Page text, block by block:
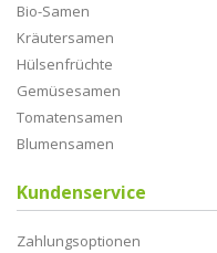
Bio-Samen
Kräutersamen
Hülsenfrüchte
Gemüsesamen
Tomatensamen
Blumensamen
Kundenservice
Zahlungsoptionen